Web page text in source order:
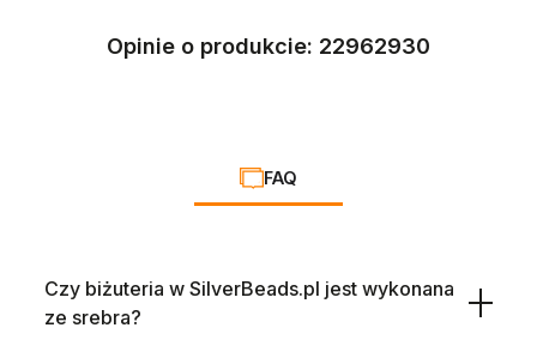
Opinie o produkcie: 22962930
FAQ
Czy biżuteria w SilverBeads.pl jest wykonana
ze srebra?